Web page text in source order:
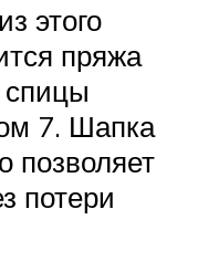
этого
пряжа
7. Шапка
позволяет
потери